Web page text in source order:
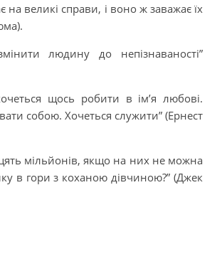
на великі справи, і воно ж заважає їх
людину до непізнаваності”
щось робити в ім’я любові.
собою. Хочеться служити” (Ернест
мільйонів, якщо на них не можна
в гори з коханою дівчиною?” (Джек